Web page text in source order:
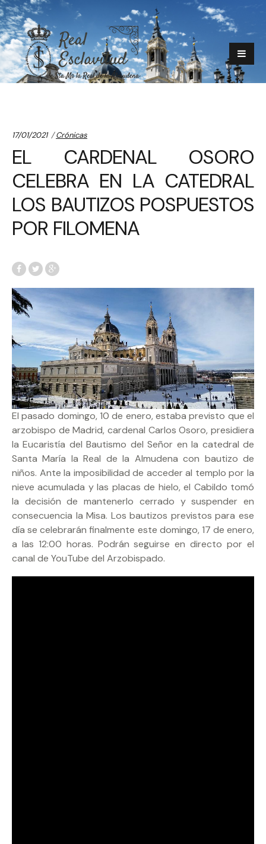
17/01/2021 Categories:
Crónicas
EL CARDENAL OSORO
CELEBRA EN LA CATEDRAL
LOS BAUTIZOS POSPUESTOS
POR FILOMENA
El pasado domingo, 10 de enero, estaba previsto que el
arzobispo de Madrid, cardenal Carlos Osoro, presidiera
la Eucaristía del Bautismo del Señor en la catedral de
Santa María la Real de la Almudena con bautizo de
niños. Ante la imposibilidad de acceder al templo por la
nieve acumulada y las placas de hielo, el Cabildo tomó
la decisión de mantenerlo cerrado y suspender en
consecuencia la Misa. Los bautizos previstos para ese
día se celebrarán finalmente este domingo, 17 de enero,
a las 12:00 horas. Podrán seguirse en directo por el
canal de YouTube del Arzobispado.